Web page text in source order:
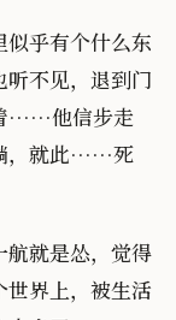
乎有个什么东
不见，退到门
……他信步走
，就此……死
航就是怂，觉得
世界上，被生活